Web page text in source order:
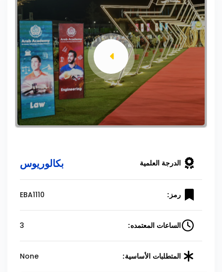
الدرجة العلمية بكالوريوس
رمز: EBA1110
الساعات المعتمده: 3
المتطلبات الأساسية: None